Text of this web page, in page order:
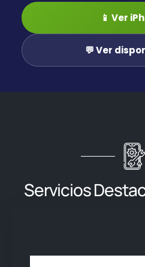
📱 Ver
💬 Ver
Servicios